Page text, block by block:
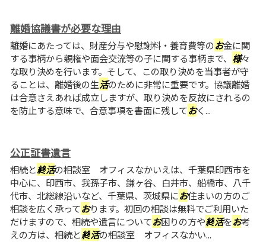
離婚協議書が必要な理由
離婚にあたっては、財産分与や慰謝料・養育費等のお金に関
する事柄から親権や面会交流等の子に関する事柄まで、 様々
な取り決めを行います。そして、この取り決めを当事者が守
ることは、離婚後の生活のために非常に重要です。協議離婚
は合意さえあれば成立しますが、取り決めを反故にされるの
を防止する意味で、合意事項を書面に残しておく...
公正証書遺言
相続と終活の相談室 オフィスなかいえは、千葉県印西市を
中心に、印西市、我孫子市、鎌ヶ谷、白井市、船橋市、八千
代市、北総線沿いなど、千葉県、茨城県にお住まいの方のご
相談を広く承っております。初回の相談は無料でご利用いた
だけますので、相続や遺言についてお困りの方や終活をお考
えの方は、相続と終活の相談室 オフィスなかい...